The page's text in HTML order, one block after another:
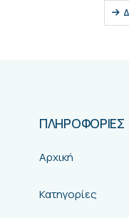
ΠΛΗΡΟΦΟΡΙΕΣ
Αρχική
Κατηγορίες